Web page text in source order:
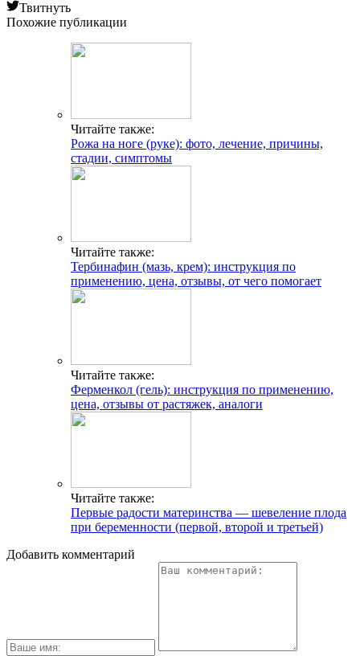
Твитнуть
Похожие публикации
Читайте также:
Рожа на ноге (руке): фото, лечение, причины,
стадии, симптомы
Читайте также:
Тербинафин (мазь, крем): инструкция по
применению, цена, отзывы, от чего помогает
Читайте также:
Ферменкол (гель): инструкция по применению,
цена, отзывы от растяжек, аналоги
Читайте также:
Первые радости материнства — шевеление плода
при беременности (первой, второй и третьей)
Добавить комментарий